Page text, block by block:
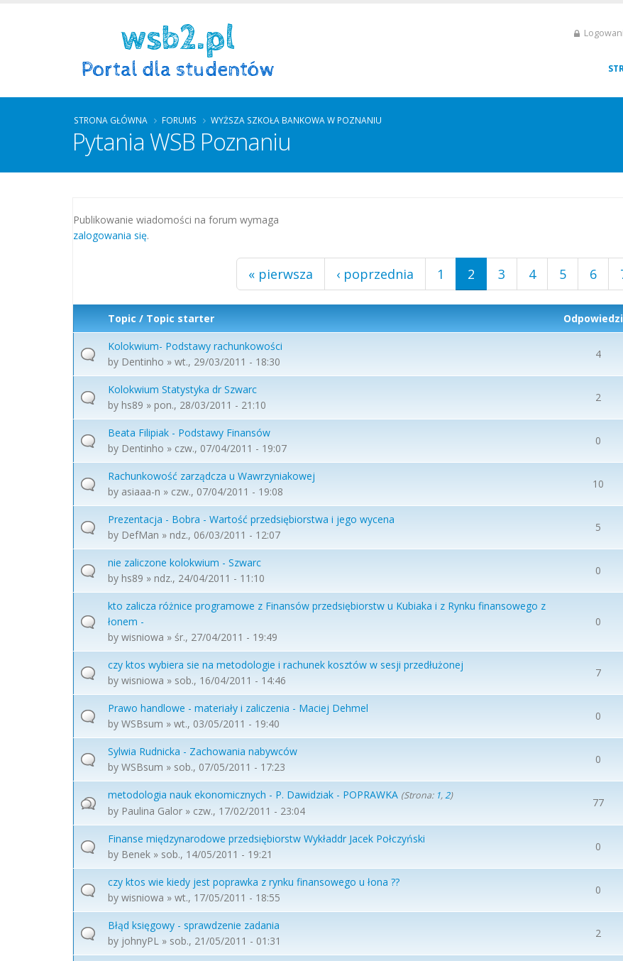
STRONA GŁÓWNA FORUMS WYŻSZA SZKOŁA BANKOWA W POZNANIU
Pytania WSB Poznaniu
Publikowanie wiadomości na forum wymaga
zalogowania się.
Strony
« pierwsza ‹ poprzednia 1 2 3 4 5 6
Topic / Topic starter Odpowiedzi
Kolokwium- Podstawy rachunkowości
by Dentinho » wt., 29/03/2011 - 18:30
4
Kolokwium Statystyka dr Szwarc
by hs89 » pon., 28/03/2011 - 21:10
2
Beata Filipiak - Podstawy Finansów
by Dentinho » czw., 07/04/2011 - 19:07
0
Rachunkowość zarządcza u Wawrzyniakowej
by asiaaa-n » czw., 07/04/2011 - 19:08
10
Prezentacja - Bobra - Wartość przedsiębiorstwa i jego wycena
by DefMan » ndz., 06/03/2011 - 12:07
5
nie zaliczone kolokwium - Szwarc
by hs89 » ndz., 24/04/2011 - 11:10
0
kto zalicza różnice programowe z Finansów przedsiębiorstw u Kubiaka i z Rynku finansowego z
łonem -
by wisniowa » śr., 27/04/2011 - 19:49
0
czy ktos wybiera sie na metodologie i rachunek kosztów w sesji przedłużonej
by wisniowa » sob., 16/04/2011 - 14:46
7
Prawo handlowe - materiały i zaliczenia - Maciej Dehmel
by WSBsum » wt., 03/05/2011 - 19:40
0
Sylwia Rudnicka - Zachowania nabywców
by WSBsum » sob., 07/05/2011 - 17:23
0
metodologia nauk ekonomicznych - P. Dawidziak - POPRAWKA (Strona: 1,2)
by Paulina Galor » czw., 17/02/2011 - 23:04
77
Finanse międzynarodowe przedsiębiorstw Wykładdr Jacek Połczyński
by Benek » sob., 14/05/2011 - 19:21
0
czy ktos wie kiedy jest poprawka z rynku finansowego u łona ??
by wisniowa » wt., 17/05/2011 - 18:55
0
Błąd księgowy - sprawdzenie zadania
by johnyPL » sob., 21/05/2011 - 01:31
2